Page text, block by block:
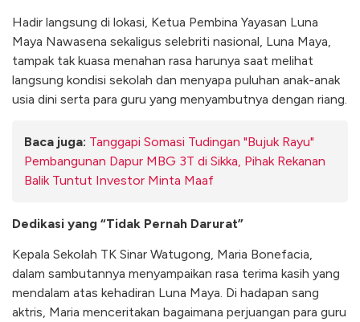
Hadir langsung di lokasi, Ketua Pembina Yayasan Luna
Maya Nawasena sekaligus selebriti nasional, Luna Maya,
tampak tak kuasa menahan rasa harunya saat melihat
langsung kondisi sekolah dan menyapa puluhan anak-anak
usia dini serta para guru yang menyambutnya dengan riang.
Baca juga: Tanggapi Somasi Tudingan "Bujuk Rayu"
Pembangunan Dapur MBG 3T di Sikka, Pihak Rekanan
Balik Tuntut Investor Minta Maaf
Dedikasi yang “Tidak Pernah Darurat”
Kepala Sekolah TK Sinar Watugong, Maria Bonefacia,
dalam sambutannya menyampaikan rasa terima kasih yang
mendalam atas kehadiran Luna Maya. Di hadapan sang
aktris, Maria menceritakan bagaimana perjuangan para guru